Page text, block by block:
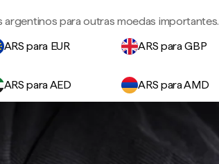
argentinos para outras moedas importantes.
ARS para EUR ARS para GBP
ARS para AED ARS para AMD